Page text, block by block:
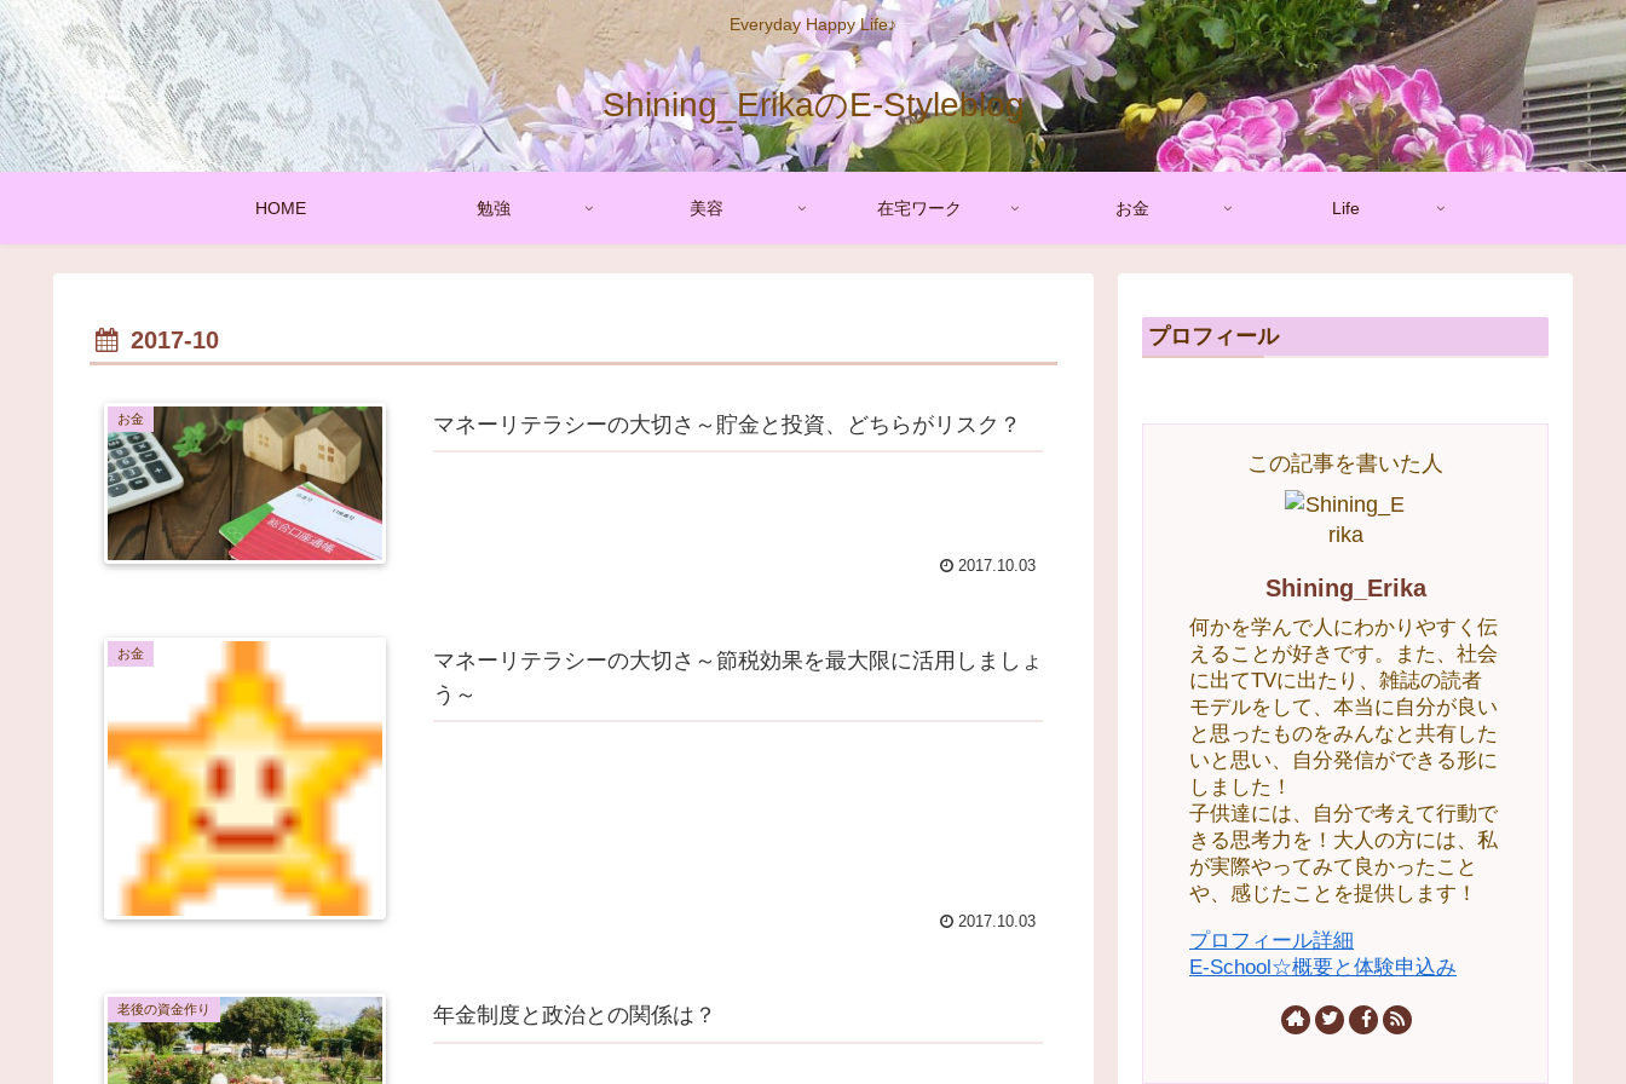
Everyday Happy Life♪
Shining_ErikaのE-Styleblog
HOME 勉強 美容 在宅ワーク お金 Life
2017-10
お金 マネーリテラシーの大切さ～貯金と投資、どちらがリスク？
2017.10.03
お金
マネーリテラシーの大切さ～節税効果を最大限に活用しましょ
う～
2017.10.03
老後の資金作り 年金制度と政治との関係は？
プロフィール
この記事を書いた人
Shining_Erika
何かを学んで人にわかりやすく伝
えることが好きです。また、社会
に出てTVに出たり、雑誌の読者
モデルをして、本当に自分が良い
と思ったものをみんなと共有した
いと思い、自分発信ができる形に
しました！
子供達には、自分で考えて行動で
きる思考力を！大人の方には、私
が実際やってみて良かったこと
や、感じたことを提供します！
プロフィール詳細
E-School☆概要と体験申込み